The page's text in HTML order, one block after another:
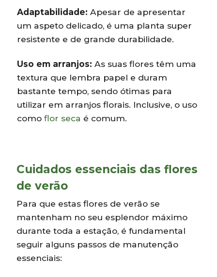
Adaptabilidade: Apesar de apresentar
um aspeto delicado, é uma planta super
resistente e de grande durabilidade.
Uso em arranjos: As suas flores têm uma
textura que lembra papel e duram
bastante tempo, sendo ótimas para
utilizar em arranjos florais. Inclusive, o uso
comoflor seca é comum.
Cuidados essenciais das flores
de verão
Para que estas flores de verão se
mantenham no seu esplendor máximo
durante toda a estação, é fundamental
seguir alguns passos de manutenção
essenciais: